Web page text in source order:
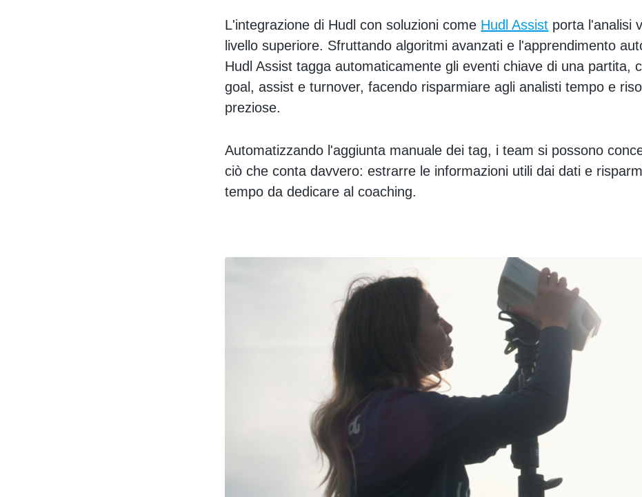
L'integrazione di Hudl con soluzioni come Hudl Assist porta l'analisi
livello superiore. Sfruttando algoritmi avanzati e l'apprendimento
Hudl Assist tagga automaticamente gli eventi chiave di una partita,
goal, assist e turnover, facendo risparmiare agli analisti tempo e
preziose.
Automatizzando l'aggiunta manuale dei tag, i team si possono
ciò che conta davvero: estrarre le informazioni utili dai dati e
tempo da dedicare al coaching.